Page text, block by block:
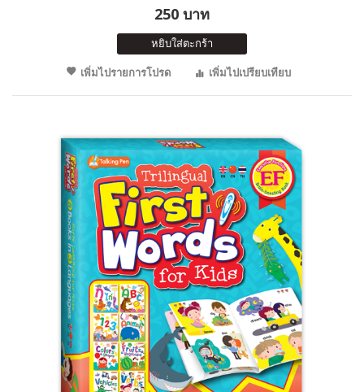
250 บาท
หยิบใส่ตะกร้า
เพิ่มไปรายการโปรด
เพิ่มไปเปรียบเทียบ